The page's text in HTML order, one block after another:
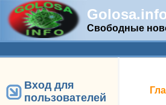
Свободные
Дополнительное
Вход для
пользователей